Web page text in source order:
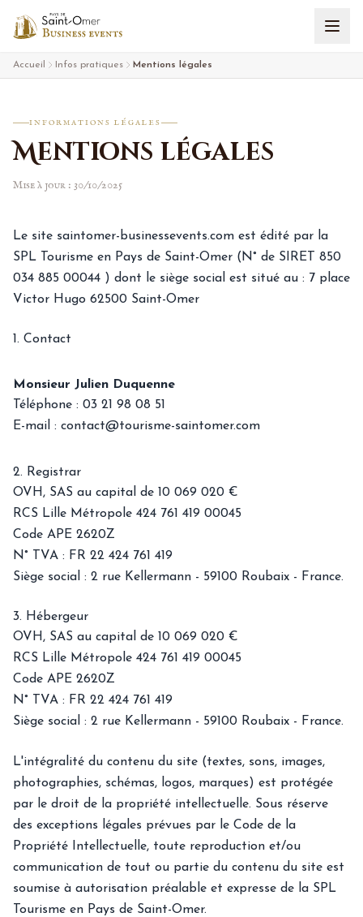
Accueil Infos pratiques Mentions légales
INFORMATIONS LÉGALES
Mentions légales
Mise à jour : 30/10/2025
Le site saintomer-businessevents.com est édité par la
SPL Tourisme en Pays de Saint-Omer (N° de SIRET 850
034 885 00044 ) dont le siège social est situé au : 7 place
Victor Hugo 62500 Saint-Omer
1. Contact
Monsieur Julien Duquenne
Téléphone : 03 21 98 08 51
E-mail : contact@tourisme-saintomer.com
2. Registrar
OVH, SAS au capital de 10 069 020 €
RCS Lille Métropole 424 761 419 00045
Code APE 2620Z
N° TVA : FR 22 424 761 419
Siège social : 2 rue Kellermann - 59100 Roubaix - France.
3. Hébergeur
OVH, SAS au capital de 10 069 020 €
RCS Lille Métropole 424 761 419 00045
Code APE 2620Z
N° TVA : FR 22 424 761 419
Siège social : 2 rue Kellermann - 59100 Roubaix - France.
L'intégralité du contenu du site (textes, sons, images,
photographies, schémas, logos, marques) est protégée
par le droit de la propriété intellectuelle. Sous réserve
des exceptions légales prévues par le Code de la
Propriété Intellectuelle, toute reproduction et/ou
communication de tout ou partie du contenu du site est
soumise à autorisation préalable et expresse de la SPL
Tourisme en Pays de Saint-Omer.